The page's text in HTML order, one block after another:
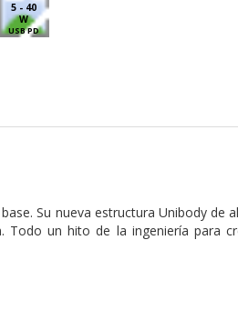
5 - 40
W
USB PD
Su nueva estructura Unibody de
Todo un hito de la ingeniería para